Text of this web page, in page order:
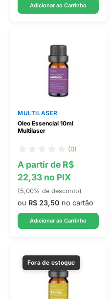
Adicionar ao Carrinho
MULTILASER
Oleo Essencial 10ml
Multilaser
(0)
A partir de R$
22,33 no PIX
(5,00% de desconto)
ou R$ 23,50 no cartão
Adicionar ao Carrinho
Fora de estoque